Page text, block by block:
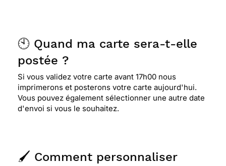
🕙 Quand ma carte sera-t-elle
postée ?
Si vous validez votre carte avant 17h00 nous
imprimerons et posterons votre carte aujourd'hui.
Vous pouvez également sélectionner une autre date
d'envoi si vous le souhaitez.
🖌️ Comment personnaliser